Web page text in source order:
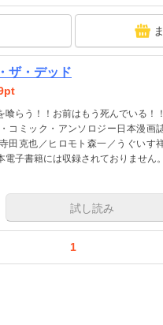
ザ・デッド
喰らう！！お前はもう死んでいる
コミック・アンソロジー日本漫画
田克也／ヒロモト森一／うぐいす
子書籍には収録されておりません
試し読み
1